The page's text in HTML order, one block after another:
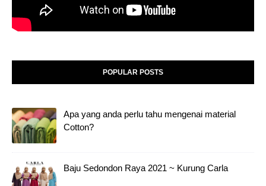
POPULAR POSTS
Apa yang anda perlu tahu mengenai material
Cotton?
Baju Sedondon Raya 2021 ~ Kurung Carla